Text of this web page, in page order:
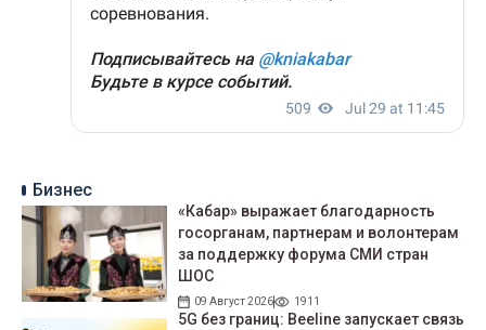
Бизнес
«Кабар» выражает благодарность
госорганам, партнерам и волонтерам
за поддержку форума СМИ стран
ШОС
09 Август 2026 1911
5G без границ: Beeline запускает связь